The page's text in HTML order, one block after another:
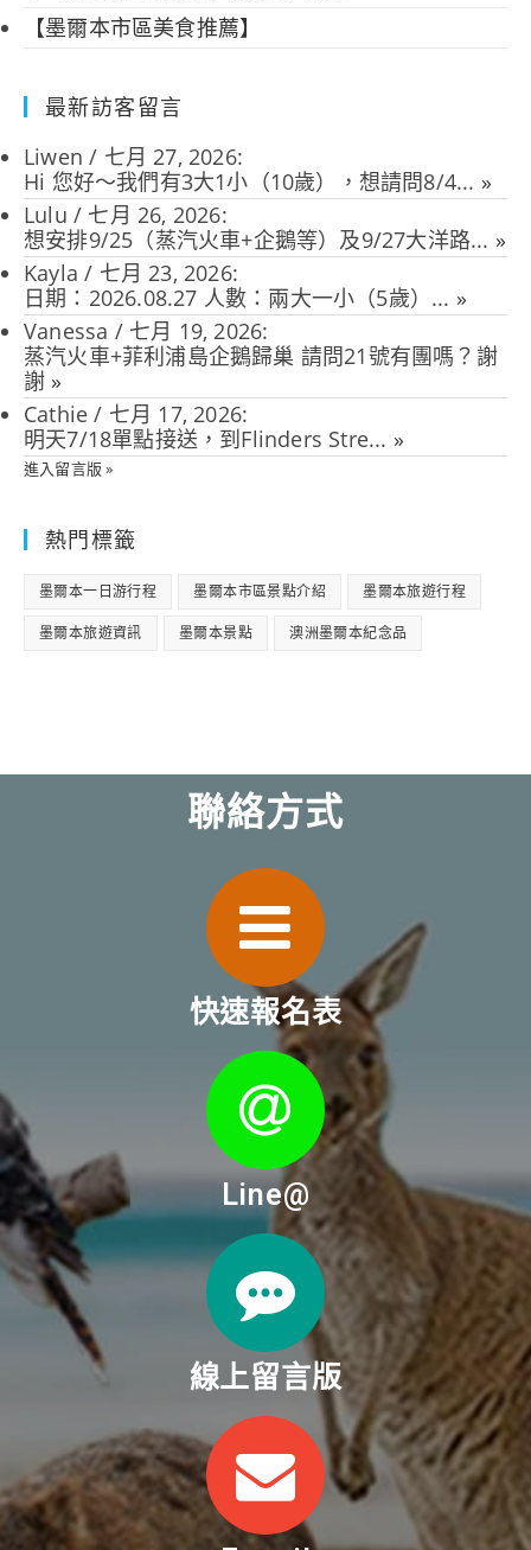
【墨爾本市區美食推薦】
最新訪客留言
Liwen / 七月 27, 2026:
Hi 您好～我們有3大1小（10歲），想請問8/4... »
Lulu / 七月 26, 2026:
想安排9/25（蒸汽火車+企鵝等）及9/27大洋路... »
Kayla / 七月 23, 2026:
日期：2026.08.27 人數：兩大一小（5歲）... »
Vanessa / 七月 19, 2026:
蒸汽火車+菲利浦島企鵝歸巢 請問21號有團嗎？謝
謝 »
Cathie / 七月 17, 2026:
明天7/18單點接送，到Flinders Stre... »
進入留言版 »
熱門標籤
墨爾本一日游行程 墨爾本市區景點介紹 墨爾本旅遊行程
墨爾本旅遊資訊 墨爾本景點 澳洲墨爾本紀念品
聯絡方式
快速報名表
Line@
線上留言版